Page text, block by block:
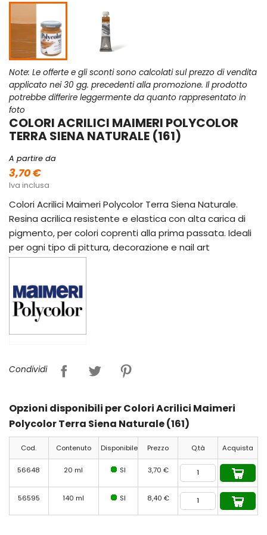
Note: Le offerte e gli sconti sono calcolati sul prezzo di vendita
applicato nei 30 gg. precedenti alla promozione. Il prodotto
potrebbe differire leggermente da quanto rappresentato in
foto
COLORI ACRILICI MAIMERI POLYCOLOR
TERRA SIENA NATURALE (161)
A partire da
3,70 €
Iva inclusa
Colori Acrilici Maimeri Polycolor Terra Siena Naturale.
Resina acrilica resistente e elastica con alta carica di
pigmento, per colori coprenti alla prima passata. Ideali
per ogni tipo di pittura, decorazione e nail art
Condividi
Opzioni disponibili per Colori Acrilici Maimeri
Polycolor Terra Siena Naturale (161)
Cod. Contenuto Disponibile Prezzo Q.tà Acquista
56648 20 ml SI 3,70 €
56595 140 ml SI 8,40 €